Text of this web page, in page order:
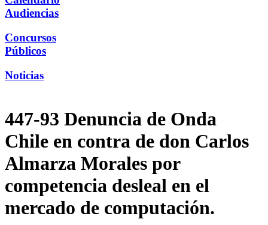
Audiencias
Concursos
Públicos
Noticias
447-93 Denuncia de Onda
Chile en contra de don Carlos
Almarza Morales por
competencia desleal en el
mercado de computación.